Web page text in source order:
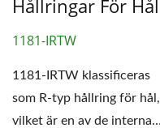
Hållringar För Hål
1181-IRTW
1181-IRTW klassificeras
som R-typ hållring för hål,
vilket är en av de interna